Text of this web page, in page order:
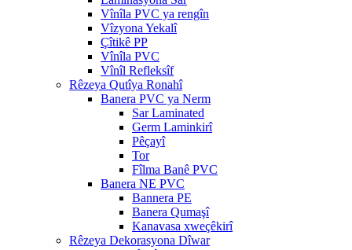
Vînîla PVC ya rengîn
Vîzyona Yekalî
Çîtikê PP
Vînîla PVC
Vînîl Refleksîf
Rêzeya Qutîya Ronahî
Banera PVC ya Nerm
Sar Laminated
Germ Laminkirî
Pêçayî
Tor
Fîlma Banê PVC
Banera NE PVC
Bannera PE
Banera Qumaşî
Kanavasa xweçêkirî
Rêzeya Dekorasyona Dîwar